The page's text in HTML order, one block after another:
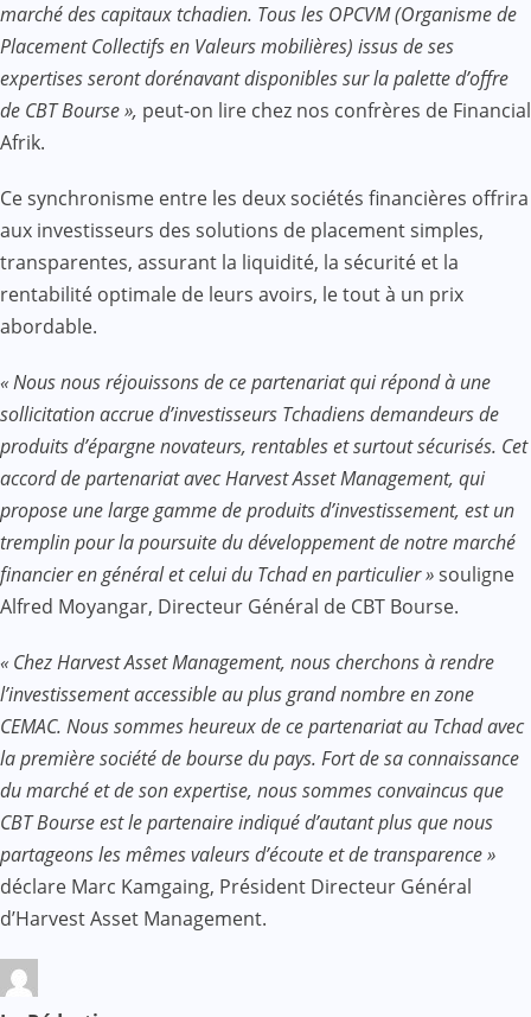
marché des capitaux tchadien. Tous les OPCVM (Organisme de
Placement Collectifs en Valeurs mobilières) issus de ses
expertises seront dorénavant disponibles sur la palette d’offre
de CBT Bourse », peut-on lire chez nos confrères de Financial
Afrik.
Ce synchronisme entre les deux sociétés financières offrira
aux investisseurs des solutions de placement simples,
transparentes, assurant la liquidité, la sécurité et la
rentabilité optimale de leurs avoirs, le tout à un prix
abordable.
« Nous nous réjouissons de ce partenariat qui répond à une
sollicitation accrue d’investisseurs Tchadiens demandeurs de
produits d’épargne novateurs, rentables et surtout sécurisés. Cet
accord de partenariat avec Harvest Asset Management, qui
propose une large gamme de produits d’investissement, est un
tremplin pour la poursuite du développement de notre marché
financier en général et celui du Tchad en particulier »souligne
Alfred Moyangar, Directeur Général de CBT Bourse.
« Chez Harvest Asset Management, nous cherchons à rendre
l’investissement accessible au plus grand nombre en zone
CEMAC. Nous sommes heureux de ce partenariat au Tchad avec
la première société de bourse du pays. Fort de sa connaissance
du marché et de son expertise, nous sommes convaincus que
CBT Bourse est le partenaire indiqué d’autant plus que nous
partageons les mêmes valeurs d’écoute et de transparence »
déclare Marc Kamgaing, Président Directeur Général
d’Harvest Asset Management.